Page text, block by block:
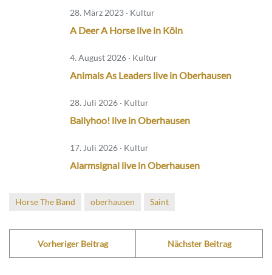
28. März 2023 · Kultur
A Deer A Horse live in Köln
4. August 2026 · Kultur
Animals As Leaders live in Oberhausen
28. Juli 2026 · Kultur
Ballyhoo! live in Oberhausen
17. Juli 2026 · Kultur
Alarmsignal live in Oberhausen
Horse The Band oberhausen Saint
Vorheriger Beitrag Nächster Beitrag